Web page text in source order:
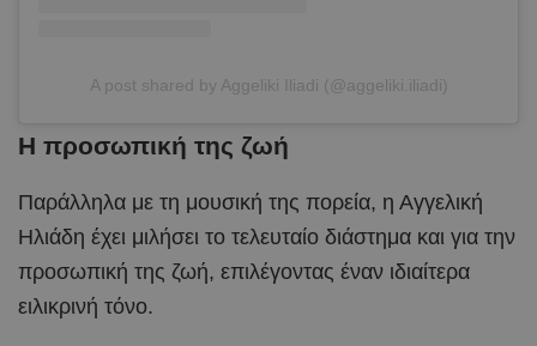
A post shared by Aggeliki Iliadi (@aggeliki.iliadi)
Η προσωπική της ζωή
Παράλληλα με τη μουσική της πορεία, η Αγγελική
Ηλιάδη έχει μιλήσει το τελευταίο διάστημα και για την
προσωπική της ζωή, επιλέγοντας έναν ιδιαίτερα
ειλικρινή τόνο.